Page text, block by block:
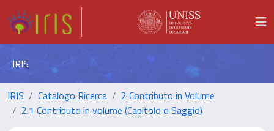
IRIS
IRIS Catalogo Ricerca
2 Contributo in Volume
2.1 Contributo in volume (Capitolo o Saggio)